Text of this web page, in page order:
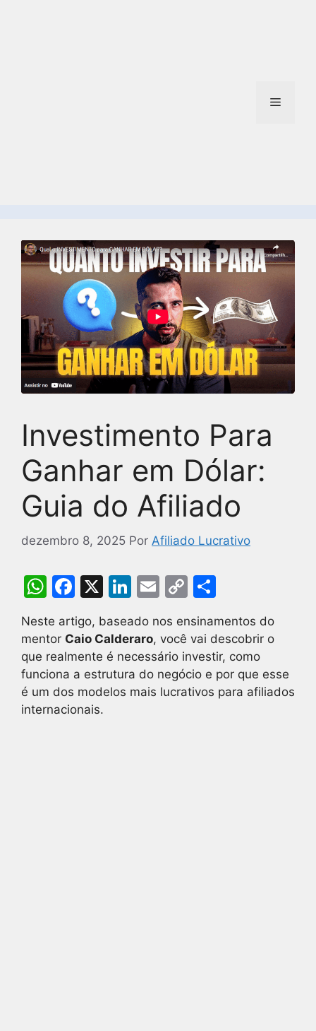
Investimento Para
Ganhar em Dólar:
Guia do Afiliado
dezembro 8, 2025 Por Afiliado Lucrativo
W
at
s
A
p
p
F
c
e
b
o
o
X
Li
k
e
dI
n
E
ai
l
C
p
y
Li
n
ar
e
Neste artigo, baseado nos ensinamentos do
mentor Caio Calderaro, você vai descobrir o
que realmente é necessário investir, como
funciona a estrutura do negócio e por que esse
é um dos modelos mais lucrativos para afiliados
internacionais.